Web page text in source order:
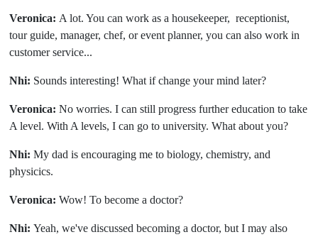
Veronica: A lot. You can work as a housekeeper, receptionist,
tour guide, manager, chef, or event planner, you can also work in
customer service...
Nhi: Sounds interesting! What if change your mind later?
Veronica: No worries. I can still progress further education to take
A level. With A levels, I can go to university. What about you?
Nhi: My dad is encouraging me to biology, chemistry, and
physicics.
Veronica: Wow! To become a doctor?
Nhi: Yeah, we've discussed becoming a doctor, but I may also